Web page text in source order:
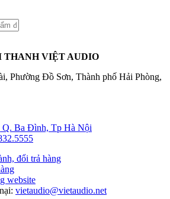
THANH VIỆT AUDIO
Phường Đồ Sơn, Thành phố Hải Phòng,
Q. Ba Đình, Tp Hà Nội
đổi trả hàng
website
vietaudio@vietaudio.net